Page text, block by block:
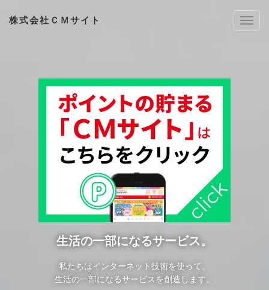
株式会社ＣＭサイト
生活の一部になるサービス。
私たちはインターネット技術を使って、
生活の一部になるサービスを創造します。